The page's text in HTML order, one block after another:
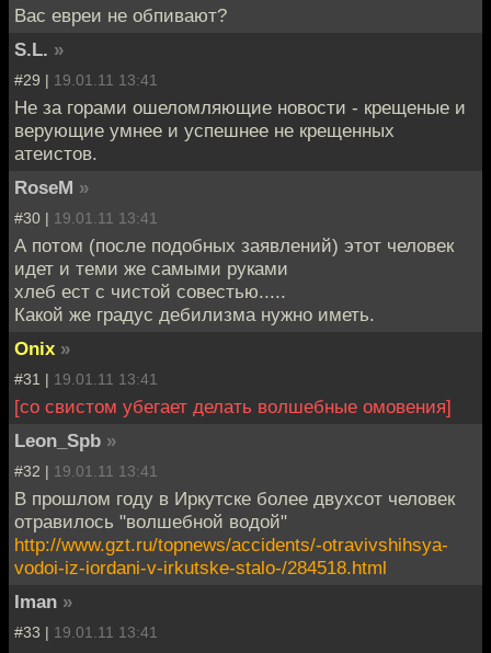
Вас евреи не обпивают?
S.L. »
#29 | 19.01.11 13:41
Не за горами ошеломляющие новости - крещеные и
верующие умнее и успешнее не крещенных
атеистов.
RoseM »
#30 | 19.01.11 13:41
А потом (после подобных заявлений) этот человек
идет и теми же самыми руками
хлеб ест с чистой совестью.....
Какой же градус дебилизма нужно иметь.
Onix »
#31 | 19.01.11 13:41
[со свистом убегает делать волшебные омовения]
Leon_Spb »
#32 | 19.01.11 13:41
В прошлом году в Иркутске более двухсот человек
отравилось "волшебной водой"
http://www.gzt.ru/topnews/accidents/-otravivshihsya-
vodoi-iz-iordani-v-irkutske-stalo-/284518.html
Iman »
#33 | 19.01.11 13:41